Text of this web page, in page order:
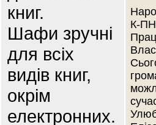
книг.
Шафи зручні
для всіх
видів книг,
окрім
електронних.
К-